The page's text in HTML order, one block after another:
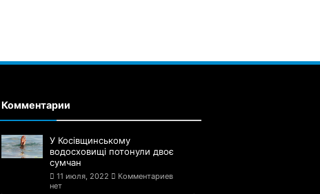
Комментарии
У Косівщинському
водосховищі потонули двоє
сумчан
11 июля, 2022
Комментариев
нет